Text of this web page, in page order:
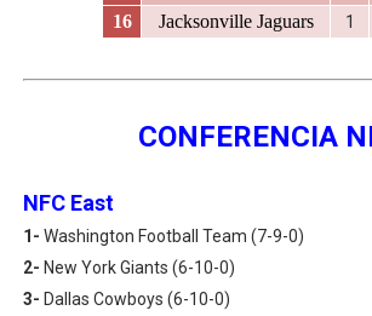
16
Jacksonville Jaguars 1
CONFERENCIA
NFC East
1- Washington Football Team (7-9-0)
2- New York Giants (6-10-0)
3- Dallas Cowboys (6-10-0)